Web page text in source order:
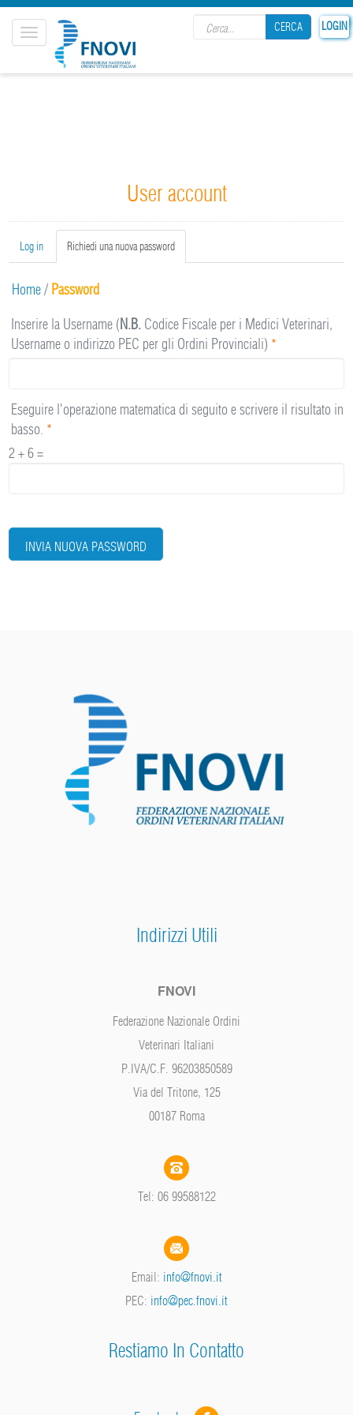
LOGIN
CERCA
Toggle
navigation
User account
Primary tabs
Log in Richiedi una nuova password
tab)
Home/ Password
Inserire la Username (N.B. Codice Fiscale per i Medici Veterinari,
Username o indirizzo PEC per gli Ordini Provinciali) *
Eseguire l'operazione matematica di seguito e scrivere il risultato in
basso. *
2 + 6 =
INVIA NUOVA PASSWORD
Indirizzi Utili
FNOVI
Federazione Nazionale Ordini
Veterinari Italiani
P.IVA/C.F. 96203850589
Via del Tritone, 125
00187 Roma
Tel: 06 99588122
Email: info@fnovi.it
PEC: info@pec.fnovi.it
Restiamo In Contatto